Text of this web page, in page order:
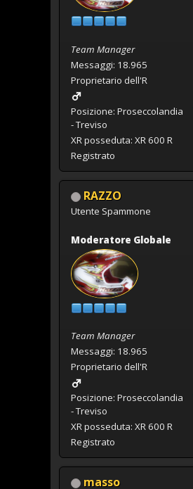
Team Manager
Messaggi: 18.965
Proprietario dell'R
Posizione: Proseccolandia
- Treviso
XR posseduta: XR 600 R
Registrato
RAZZO
Utente Spammone
Moderatore Globale
Team Manager
Messaggi: 18.965
Proprietario dell'R
Posizione: Proseccolandia
- Treviso
XR posseduta: XR 600 R
Registrato
masso